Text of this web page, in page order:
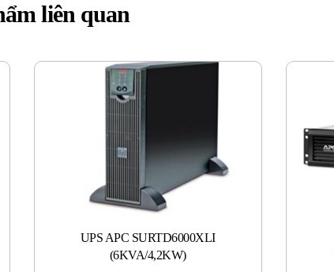
liên quan
UPS APC SURTD6000XLI
(6KVA/4,2KW)